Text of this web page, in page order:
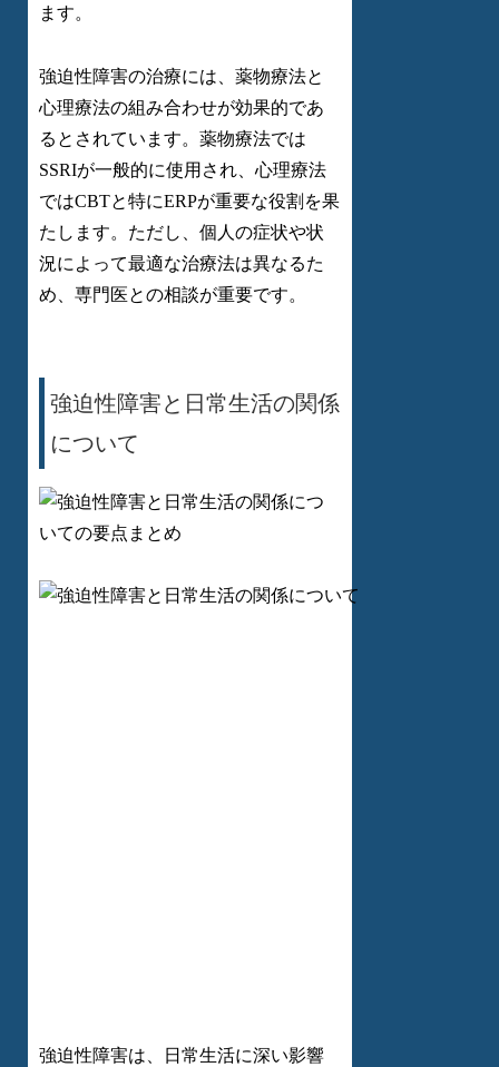
ます。
強迫性障害の治療には、薬物療法と
心理療法の組み合わせが効果的であ
るとされています。薬物療法では
SSRIが一般的に使用され、心理療法
ではCBTと特にERPが重要な役割を果
たします。ただし、個人の症状や状
況によって最適な治療法は異なるた
め、専門医との相談が重要です。
強迫性障害と日常生活の関係
について
強迫性障害は、日常生活に深い影響